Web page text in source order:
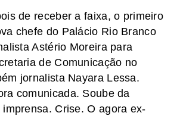
de receber a faixa, o primeiro
chefe do Palácio Rio Branco
Astério Moreira para
de Comunicação no
jornalista Nayara Lessa.
comunicada. Soube da
Crise. O agora ex-